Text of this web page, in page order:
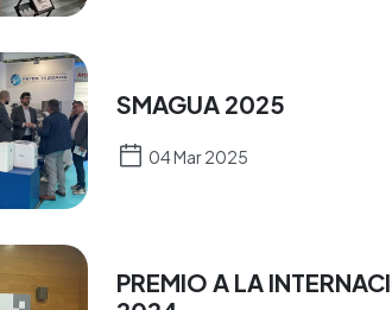
SMAGUA 2025
04 Mar 2025
PREMIO A LA